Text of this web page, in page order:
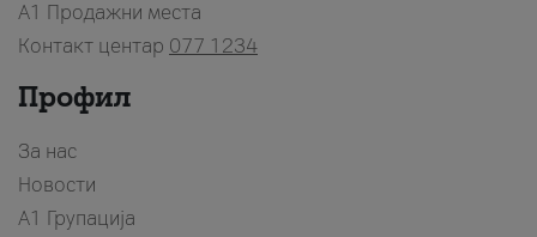
A1 Продажни места
Контакт центар 077 1234
Профил
За нас
Новости
А1 Групација